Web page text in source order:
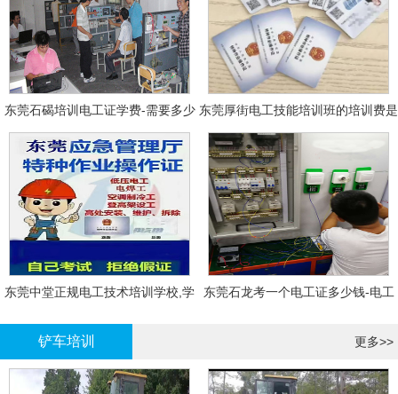
东莞石碣培训电工证学费-需要多少
钱?需要什么条件?
东莞厚街电工技能培训班的培训费是
多少?
东莞中堂正规电工技术培训学校,学
东莞石龙考一个电工证多少钱-电工
铲车培训 更多>>